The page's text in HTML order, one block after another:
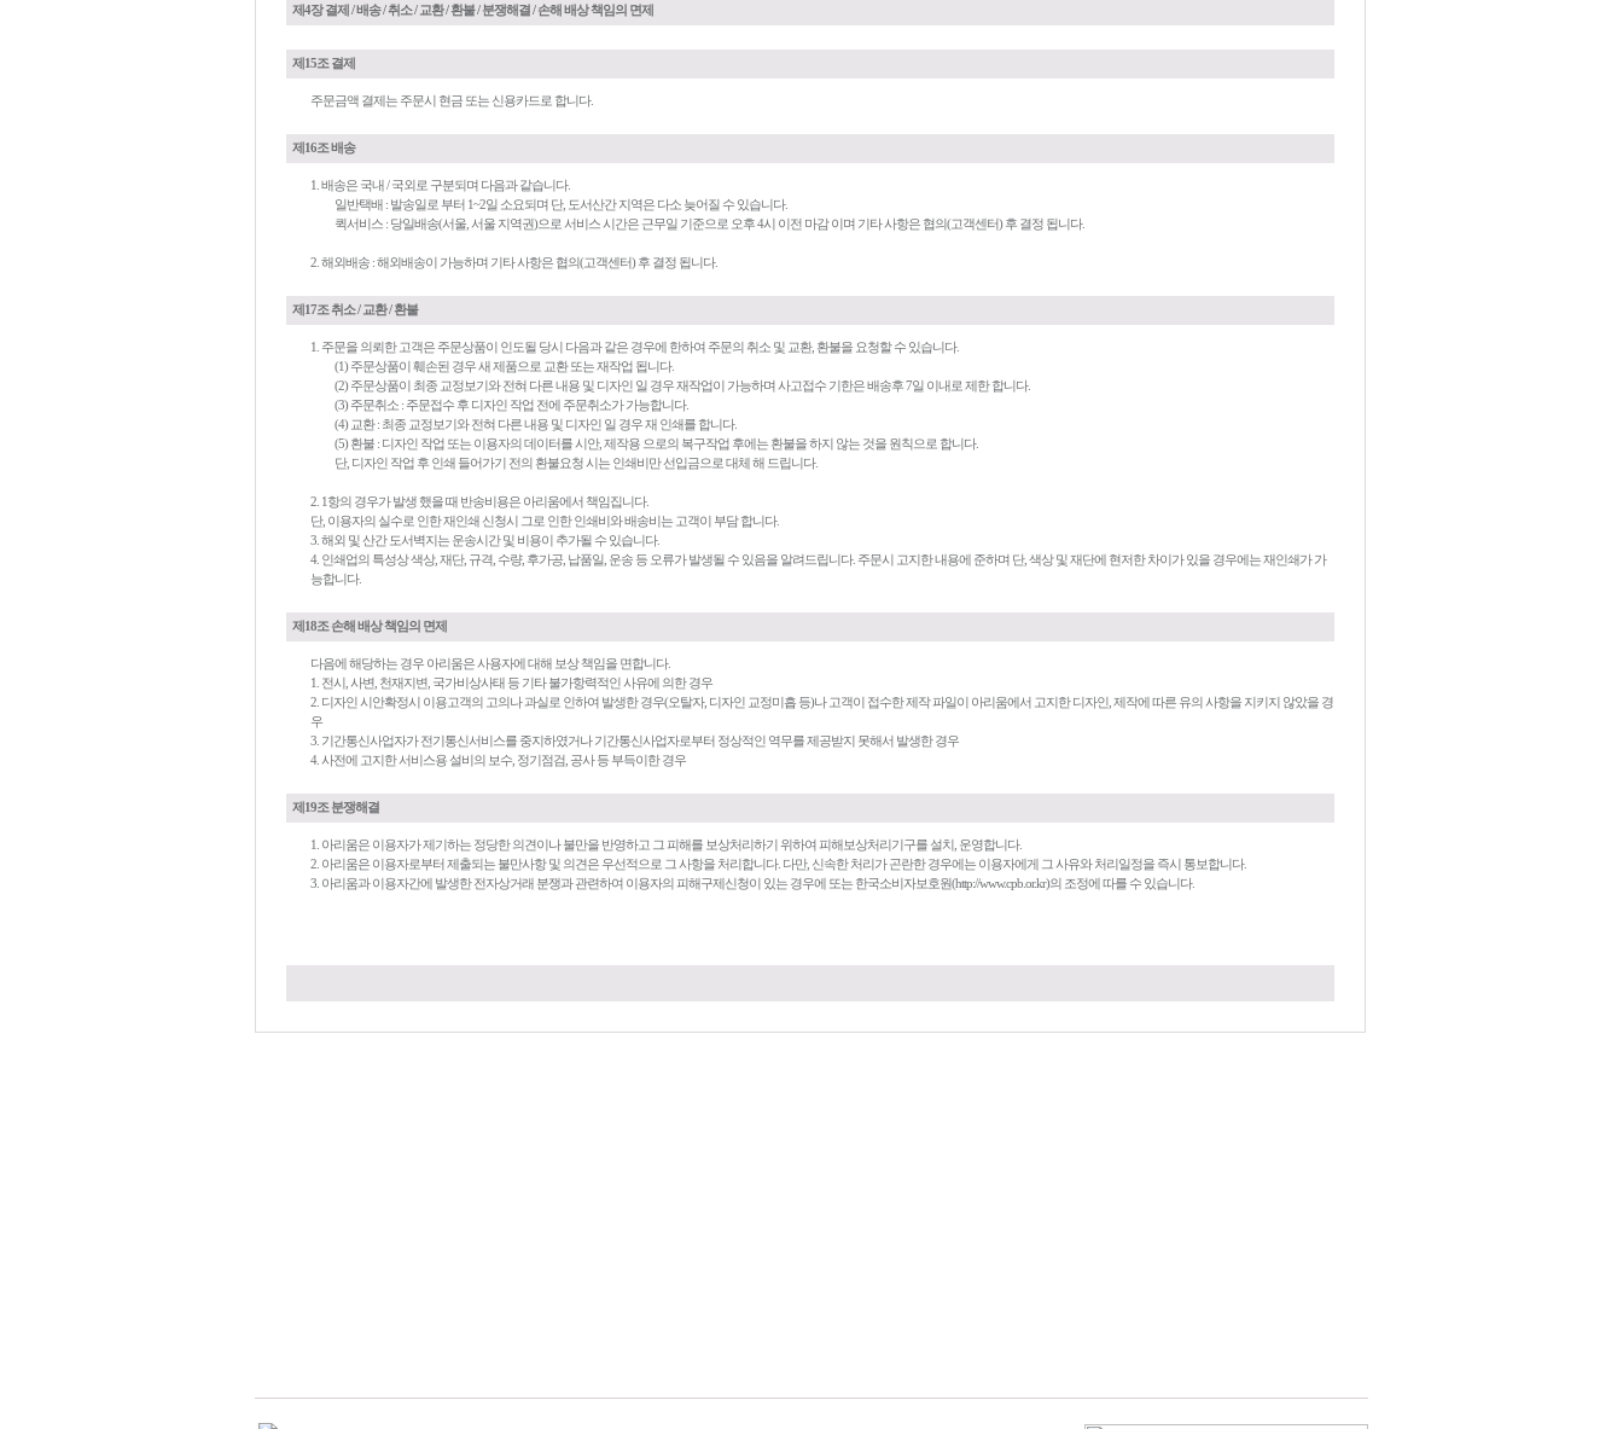
제4장 결제 / 배송 / 취소 / 교환 / 환불 / 분쟁해결 / 손해 배상 책임의 면제
제15조 결제
주문금액 결제는 주문시 현금 또는 신용카드로 합니다.
제16조 배송
1. 배송은 국내 / 국외로 구분되며 다음과 같습니다.
일반택배 : 발송일로 부터 1~2일 소요되며 단, 도서산간 지역은 다소 늦어질 수 있습니다.
퀵서비스 : 당일배송(서울, 서울 지역권)으로 서비스 시간은 근무일 기준으로 오후 4시 이전 마감 이며 기타 사항은 협의(고객센터) 후 결정 됩니다.
2. 해외배송 : 해외배송이 가능하며 기타 사항은 협의(고객센터) 후 결정 됩니다.
제17조 취소 / 교환 / 환불
1. 주문을 의뢰한 고객은 주문상품이 인도될 당시 다음과 같은 경우에 한하여 주문의 취소 및 교환, 환불을 요청할 수 있습니다.
(1) 주문상품이 훼손된 경우 새 제품으로 교환 또는 재작업 됩니다.
(2) 주문상품이 최종 교정보기와 전혀 다른 내용 및 디자인 일 경우 재작업이 가능하며 사고접수 기한은 배송후 7일 이내로 제한 합니다.
(3) 주문취소 : 주문접수 후 디자인 작업 전에 주문취소가 가능합니다.
(4) 교환 : 최종 교정보기와 전혀 다른 내용 및 디자인 일 경우 재 인쇄를 합니다.
(5) 환불 : 디자인 작업 또는 이용자의 데이터를 시안, 제작용 으로의 복구작업 후에는 환불을 하지 않는 것을 원칙으로 합니다.
단, 디자인 작업 후 인쇄 들어가기 전의 환불요청 시는 인쇄비만 선입금으로 대체 해 드립니다.
2. 1항의 경우가 발생 했을 때 반송비용은 아리움에서 책임집니다.
단, 이용자의 실수로 인한 재인쇄 신청시 그로 인한 인쇄비와 배송비는 고객이 부담 합니다.
3. 해외 및 산간 도서벽지는 운송시간 및 비용이 추가될 수 있습니다.
4. 인쇄업의 특성상 색상, 재단, 규격, 수량, 후가공, 납품일, 운송 등 오류가 발생될 수 있음을 알려드립니다. 주문시 고지한 내용에 준하며 단, 색상 및 재단에 현저한 차이가 있을 경우에는 재인쇄가 가
능합니다.
제18조 손해 배상 책임의 면제
다음에 해당하는 경우 아리움은 사용자에 대해 보상 책임을 면합니다.
1. 전시, 사변, 천재지변, 국가비상사태 등 기타 불가항력적인 사유에 의한 경우
2. 디자인 시안확정시 이용고객의 고의나 과실로 인하여 발생한 경우(오탈자, 디자인 교정미흡 등)나 고객이 접수한 제작 파일이 아리움에서 고지한 디자인, 제작에 따른 유의 사항을 지키지 않았을 경
우
3. 기간통신사업자가 전기통신서비스를 중지하였거나 기간통신사업자로부터 정상적인 역무를 제공받지 못해서 발생한 경우
4. 사전에 고지한 서비스용 설비의 보수, 정기점검, 공사 등 부득이한 경우
제19조 분쟁해결
1. 아리움은 이용자가 제기하는 정당한 의견이나 불만을 반영하고 그 피해를 보상처리하기 위하여 피해보상처리기구를 설치, 운영합니다.
2. 아리움은 이용자로부터 제출되는 불만사항 및 의견은 우선적으로 그 사항을 처리합니다. 다만, 신속한 처리가 곤란한 경우에는 이용자에게 그 사유와 처리일정을 즉시 통보합니다.
3. 아리움과 이용자간에 발생한 전자상거래 분쟁과 관련하여 이용자의 피해구제신청이 있는 경우에 또는 한국소비자보호원(http://www.cpb.or.kr)의 조정에 따를 수 있습니다.